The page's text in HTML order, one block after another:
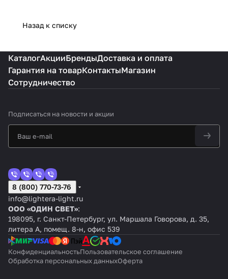
Назад к списку
КаталогАкцииБрендыДоставка и оплата
Гарантия на товарКонтактыМагазин
Сотрудничество
Подписаться на новости и акции
8 (800) 770-73-76
info@lightera-light.ru
ООО «ОДИН СВЕТ»:
198095, г. Санкт-Петербург, ул. Маршала Говорова, д. 35,
литера А, помещ. 8-н, офис 539
КонфиденциальностьПользовательское соглашение
Обработка персональных данныхОферта